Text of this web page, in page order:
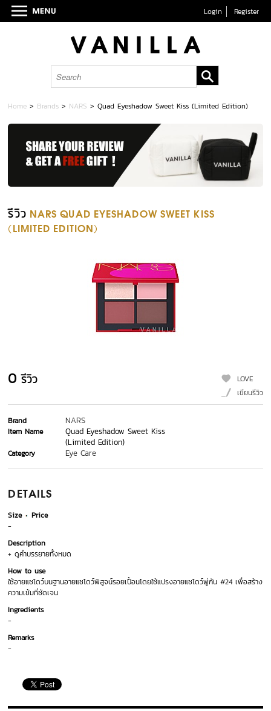
Login Register
Home > Brands > NARS >Quad Eyeshadow Sweet Kiss (Limited Edition)
รีวิว NARS QUAD EYESHADOW SWEET KISS
(LIMITED EDITION)
0 รีวิว
LOVE
เขียนรีวิว
Brand NARS
Item Name
Quad Eyeshadow Sweet Kiss
(Limited Edition)
Category Eye Care
DETAILS
Size
Price
-
Description
+ ดูคำบรรยายทั้งหมด
How to use
ใช้อายแชโดว์บนฐานอายแชโดว์พิสูจน์รอยเปื้อนโดยใช้แปรงอายแชโดว์พู่กัน #24 เพื่อสร้าง
ความเข้มที่ชัดเจน
Ingredients
-
Remarks
-